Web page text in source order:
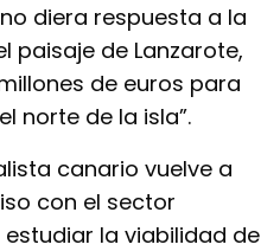
diera respuesta a la
paisaje de Lanzarote,
de euros para
norte de la isla”.
canario vuelve a
con el sector
la viabilidad de